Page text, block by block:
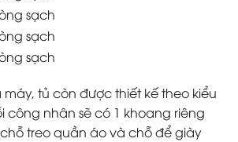
tủ còn được thiết kế theo kiểu
công nhân sẽ có 1 khoang riêng
treo quần áo và chỗ để giày